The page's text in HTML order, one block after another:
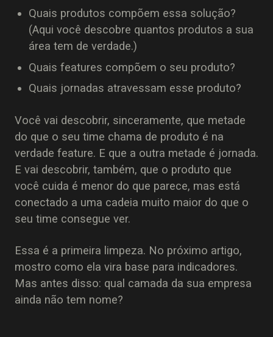
Quais produtos compõem essa solução?
(Aqui você descobre quantos produtos a sua
área tem de verdade.)
Quais features compõem o seu produto?
Quais jornadas atravessam esse produto?
Você vai descobrir, sinceramente, que metade
do que o seu time chama de produto é na
verdade feature. E que a outra metade é jornada.
E vai descobrir, também, que o produto que
você cuida é menor do que parece, mas está
conectado a uma cadeia muito maior do que o
seu time consegue ver.
Essa é a primeira limpeza. No próximo artigo,
mostro como ela vira base para indicadores.
Mas antes disso: qual camada da sua empresa
ainda não tem nome?